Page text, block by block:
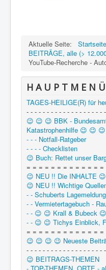
Aktuelle Seite:
Startseite
BEITRÄGE, alle (>
YouTube-Recherche -
H A U P T M E N Ü
TAGES-HEILIGE(R) für
- - - - - - - - - - - - - - - - - - - -
😉 😉 😉 BBK -
Katastrophenhilfe 😉 😉 😉
- - - Notfall-Ratgeber
- - - - Checklisten
😉 Buch: Rettet unser
= = = = = = = = = = = = =
😉 NEU !! Die INHALTE 😉
😉 NEU !! Wichtige
- - Schuberts
- - Vermietertagebuch -
- - 😉 😉 Krall & Bubeck 😉
- - 😉 😉 Tichys Einblick,
= = = = = = = = = = = = =
😉 😉 😉 😉 Neueste
- - - - - - - - - - - - - - - - - - - -
😉 BEITRAGS-THEMEN